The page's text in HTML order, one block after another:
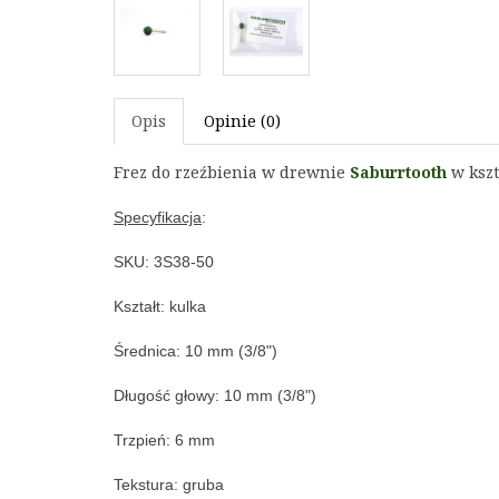
Opis Opinie (0)
Frez do rzeźbienia w drewnie Saburrtooth w
Specyfikacja:
SKU: 3S38-50
Kształt: kulka
Średnica: 10 mm (3/8")
Długość głowy: 10 mm (3/8")
Trzpień: 6 mm
Tekstura: gruba